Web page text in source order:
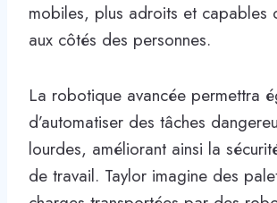
mobiles, plus adroits et capables
aux côtés des personnes.
La robotique avancée permettra
d’automatiser des tâches
lourdes, améliorant ainsi la
de travail. Taylor imagine des